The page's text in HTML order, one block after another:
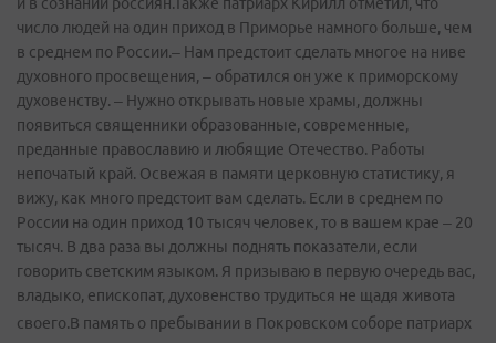
и в сознании россиян.Также патриарх Кирилл отметил, что
число людей на один приход в Приморье намного больше, чем
в среднем по России.– Нам предстоит сделать многое на ниве
духовного просвещения, – обратился он уже к приморскому
духовенству. – Нужно открывать новые храмы, должны
появиться священники образованные, современные,
преданные православию и любящие Отечество. Работы
непочатый край. Освежая в памяти церковную статистику, я
вижу, как много предстоит вам сделать. Если в среднем по
России на один приход 10 тысяч человек, то в вашем крае – 20
тысяч. В два раза вы должны поднять показатели, если
говорить светским языком. Я призываю в первую очередь вас,
владыко, епископат, духовенство трудиться не щадя живота
своего.В память о пребывании в Покровском соборе патриарх